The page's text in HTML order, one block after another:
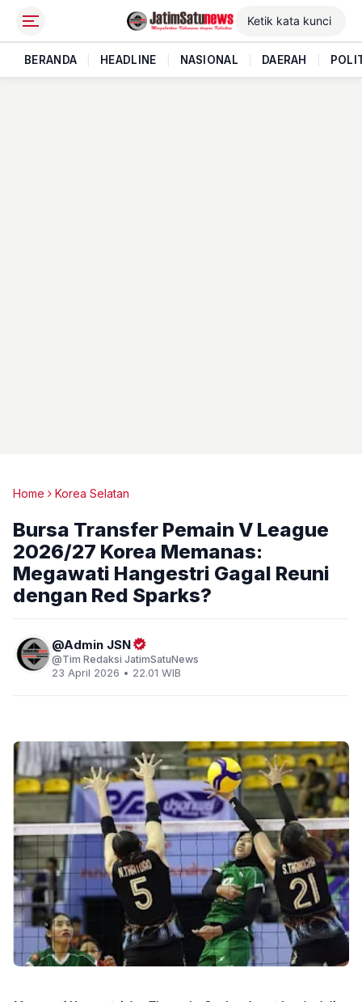
BERANDA HEADLINE NASIONAL DAERAH
Home Korea Selatan
Bursa Transfer Pemain V League
2026/27 Korea Memanas:
Megawati Hangestri Gagal Reuni
dengan Red Sparks?
Admin JSN
Tim Redaksi JatimSatuNews
23 April 2026 • 22.01 WIB